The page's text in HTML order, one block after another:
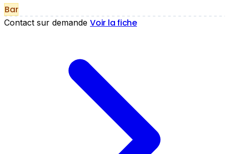
Bar
Contact sur demande Voir la fiche